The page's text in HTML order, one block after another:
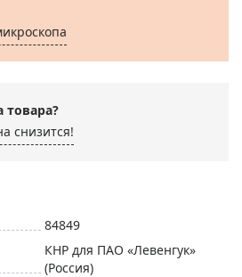
товара?
снизится!
84849
КНР для ПАО «Левенгук»
(Россия)